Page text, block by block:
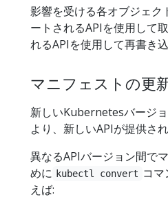
影響を受ける各オブジェク
ートされるAPIを使用して
れるAPIを使用して再書き込
マニフェストの更
新しいKubernetesバージ
より、新しいAPIが提供さ
異なるAPIバージョン間で
めに kubectl convert コ
えば: